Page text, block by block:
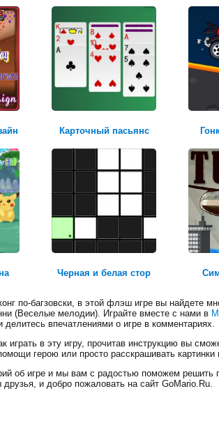
Честь и долг
Стрельба в
офисе
Карточный пасьянс
Черная и белая стор
по-багзовски, в этой флэш игре вы найдете
(Веселые мелодии). Играйте вместе с нами в
впечатлениями о игре в комментариях.
в эту игру, прочитав инструкцию вы
герою или просто расскрашивать картинки
об игре и мы вам с радостью поможем решить
и добро пожаловать на сайт GoMario.Ru.